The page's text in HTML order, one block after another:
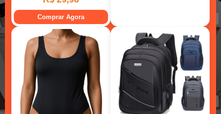
Dormitório 02 Dormitório 02
Dormitório 03 Dormitório 03